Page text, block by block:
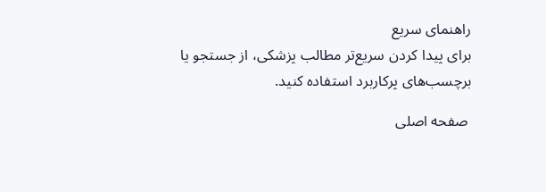
راهنمای سریع
برای پیدا کردن سریع‌تر مطالب پزشکی، از جستجو یا
برچسب‌های پرکاربرد استفاده کنید.
صفحه اصلی